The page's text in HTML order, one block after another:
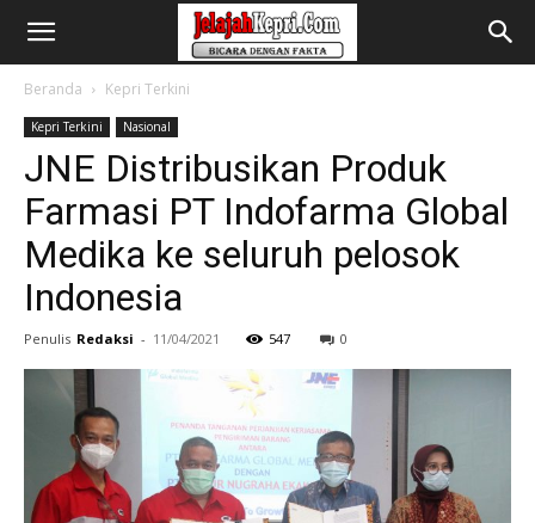
Beranda Kepri Terkini
Kepri Terkini Nasional
JNE Distribusikan Produk
Farmasi PT Indofarma Global
Medika ke seluruh pelosok
Indonesia
Penulis Redaksi - 11/04/2021 547 0